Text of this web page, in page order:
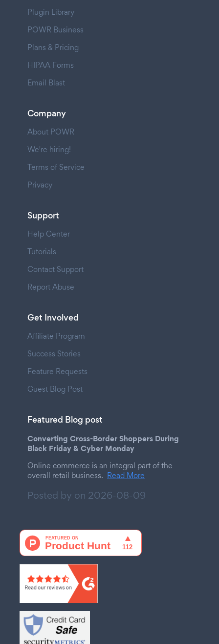
Plugin Library
POWR Business
Plans & Pricing
HIPAA Forms
Email Blast
Company
About POWR
We're hiring!
Terms of Service
Privacy
Support
Help Center
Tutorials
Contact Support
Report Abuse
Get Involved
Affiliate Program
Success Stories
Feature Requests
Guest Blog Post
Featured Blog post
Converting Cross-Border Shoppers During
Black Friday & Cyber Monday
Online commerce is an integral part of the
overall retail business. Read More
Posted by on 2026-08-09